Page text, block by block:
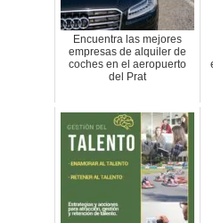
Encuentra las mejores
empresas de alquiler de
coches en el aeropuerto
del Prat